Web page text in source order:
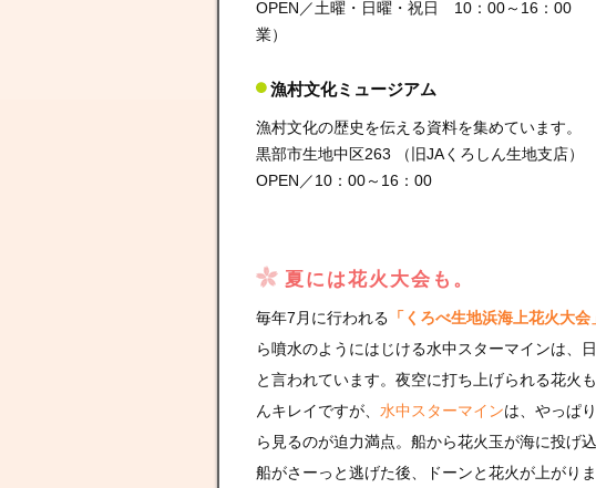
OPEN／土曜・日曜・祝日 10：00～16：00
業）
漁村文化ミュージアム
漁村文化の歴史を伝える資料を集めています。
黒部市生地中区263 （旧JAくろしん生地支店）
OPEN／10：00～16：00
夏には花火大会も。
毎年7月に行われる 「くろべ生地浜海上花火大会
ら噴水のようにはじける水中スターマインは、
と言われています。夜空に打ち上げられる花火
んキレイですが、 水中スターマインは、やっぱ
ら見るのが迫力満点。船から花火玉が海に投げ込
船がさーっと逃げた後、ドーンと花火が上がり